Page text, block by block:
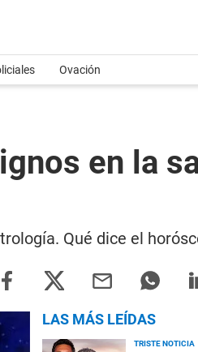
Ovación
en la
Qué dice el
LAS MÁS LEÍDAS
TRISTE NOTICIA